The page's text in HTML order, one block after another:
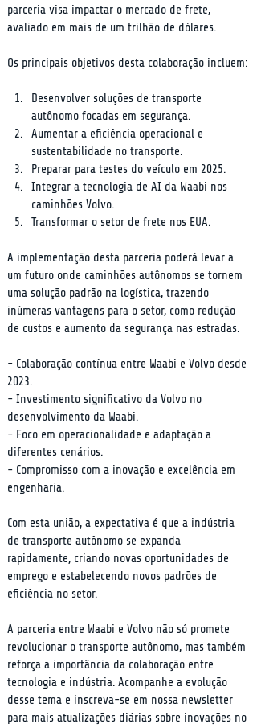
parceria visa impactar o mercado de frete,
avaliado em mais de um trilhão de dólares.
Os principais objetivos desta colaboração incluem:
Desenvolver soluções de transporte
autônomo focadas em segurança.
Aumentar a eficiência operacional e
sustentabilidade no transporte.
Preparar para testes do veículo em 2025.
Integrar a tecnologia de AI da Waabi nos
caminhões Volvo.
Transformar o setor de frete nos EUA.
A implementação desta parceria poderá levar a
um futuro onde caminhões autônomos se tornem
uma solução padrão na logística, trazendo
inúmeras vantagens para o setor, como redução
de custos e aumento da segurança nas estradas.
- Colaboração contínua entre Waabi e Volvo desde
2023.
- Investimento significativo da Volvo no
desenvolvimento da Waabi.
- Foco em operacionalidade e adaptação a
diferentes cenários.
- Compromisso com a inovação e excelência em
engenharia.
Com esta união, a expectativa é que a indústria
de transporte autônomo se expanda
rapidamente, criando novas oportunidades de
emprego e estabelecendo novos padrões de
eficiência no setor.
A parceria entre Waabi e Volvo não só promete
revolucionar o transporte autônomo, mas também
reforça a importância da colaboração entre
tecnologia e indústria. Acompanhe a evolução
desse tema e inscreva-se em nossa newsletter
para mais atualizações diárias sobre inovações no